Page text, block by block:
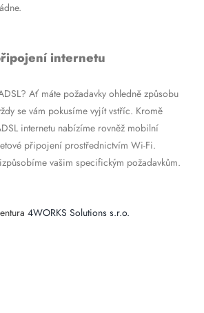
internetu
Ať máte požadavky ohledně způsobu
se vám pokusíme vyjít vstříc. Kromě
internetu nabízíme rovněž mobilní
připojení prostřednictvím Wi-Fi.
vašim specifickým požadavkům.
4WORKS Solutions s.r.o.